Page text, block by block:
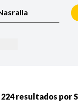
MÁS RECIENTES
224 resultados por